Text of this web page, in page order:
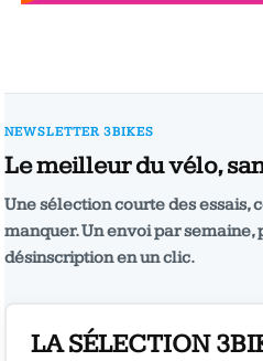
NEWSLETTER 3BIKES
Le meilleur du vélo,
Une sélection courte des essais,
manquer. Un envoi par semaine,
désinscription en un clic.
LA SÉLECTION